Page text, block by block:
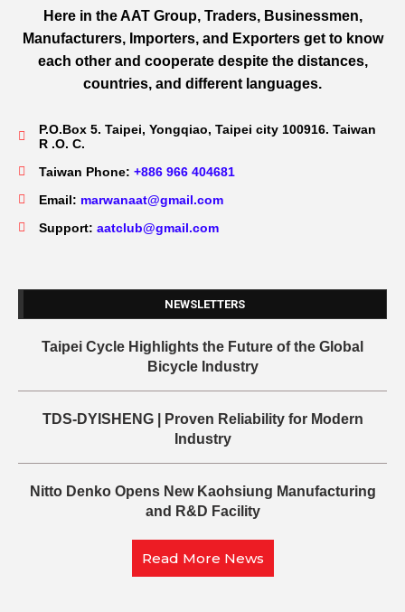
Here in the AAT Group, Traders, Businessmen,
Manufacturers, Importers, and Exporters get to know
each other and cooperate despite the distances,
countries, and different languages.
P.O.Box 5. Taipei, Yongqiao, Taipei city 100916. Taiwan
R .O. C.
Taiwan Phone: +886 966 404681
Email: marwanaat@gmail.com
Support: aatclub@gmail.com
NEWSLETTERS
Taipei Cycle Highlights the Future of the Global
Bicycle Industry
TDS-DYISHENG | Proven Reliability for Modern
Industry
Nitto Denko Opens New Kaohsiung Manufacturing
and R&D Facility
Read More News